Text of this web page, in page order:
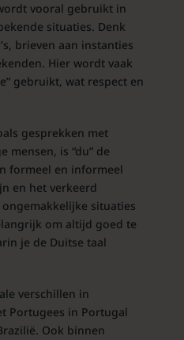
vooral gebruikt in
situaties. Denk
brieven aan instanties
Hier wordt vaak
gebruikt, wat respect en
gesprekken met
mensen, is “du” de
formeel en informeel
en het verkeerd
situaties
om altijd goed te
je de Duitse taal
verschillen in
Portugees in Portugal
Ook binnen